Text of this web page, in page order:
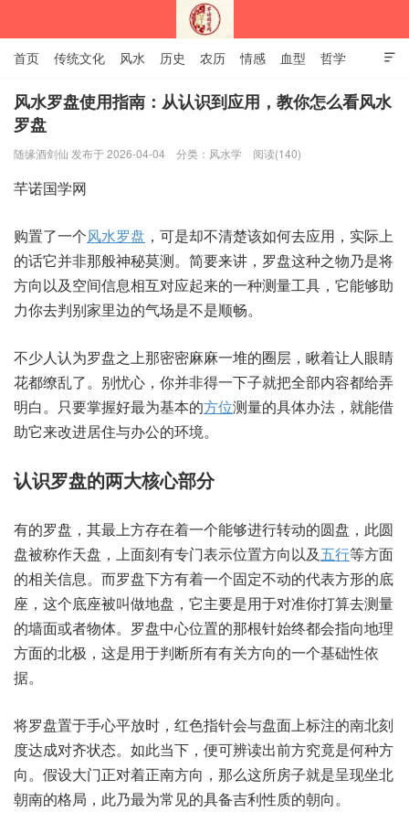
深圳市芊诺国学网

首页 传统文化 风水 历史 农历 情感 血型 哲学
姻缘 12生肖 安易之风水学
风水罗盘使用指南：从认识到应用，教你怎么看风水
罗盘
随缘酒剑仙 发布于 2026-04-04 分类： 风水学 阅读(140)
芊诺国学网
购置了一个风水罗盘 ，可是却不清楚该如何去应用，实际上
的话它并非那般神秘莫测。简要来讲，罗盘这种之物乃是将
方向以及空间信息相互对应起来的一种测量工具，它能够助
力你去判别家里边的气场是不是顺畅。
不少人认为罗盘之上那密密麻麻一堆的圈层，瞅着让人眼睛
花都缭乱了。别忧心，你并非得一下子就把全部内容都给弄
明白。只要掌握好最为基本的方位测量的具体办法，就能借
助它来改进居住与办公的环境。
认识罗盘的两大核心部分
有的罗盘，其最上方存在着一个能够进行转动的圆盘，此圆
盘被称作天盘，上面刻有专门表示位置方向以及五行等方面
的相关信息。而罗盘下方有着一个固定不动的代表方形的底
座，这个底座被叫做地盘，它主要是用于对准你打算去测量
的墙面或者物体。罗盘中心位置的那根针始终都会指向地理
方面的北极，这是用于判断所有有关方向的一个基础性依
据。
将罗盘置于手心平放时，红色指针会与盘面上标注的南北刻
度达成对齐状态。如此当下，便可辨读出前方究竟是何种方
向。假设大门正对着正南方向，那么这所房子就是呈现坐北
朝南的格局，此乃最为常见的具备吉利性质的朝向。